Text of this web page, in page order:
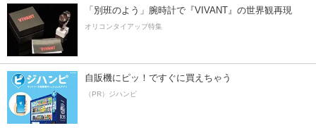
「別班のよう」腕時計で『VIVANT』の世界観再現
オリコンタイアップ特集
自販機にピッ！ですぐに買えちゃう
（PR）ジハンピ